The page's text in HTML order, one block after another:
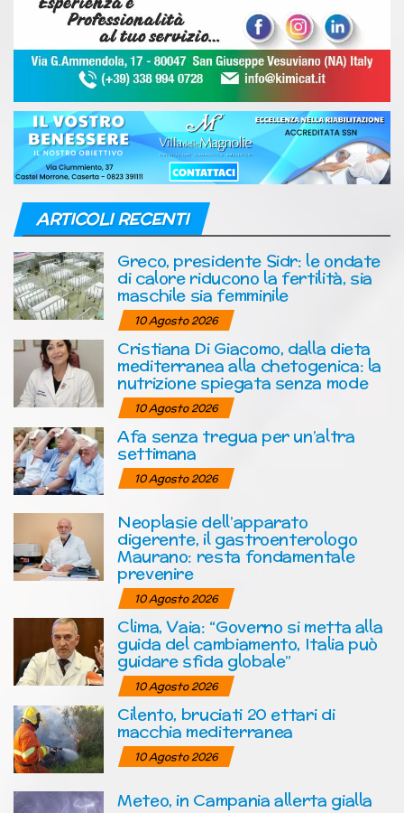
ARTICOLI RECENTI
Greco, presidente Sidr: le ondate
di calore riducono la fertilità, sia
maschile sia femminile
10 Agosto 2026
Cristiana Di Giacomo, dalla dieta
mediterranea alla chetogenica: la
nutrizione spiegata senza mode
10 Agosto 2026
Afa senza tregua per un’altra
settimana
10 Agosto 2026
Neoplasie dell’apparato
digerente, il gastroenterologo
Maurano: resta fondamentale
prevenire
10 Agosto 2026
Clima, Vaia: “Governo si metta alla
guida del cambiamento, Italia può
guidare sfida globale”
10 Agosto 2026
Cilento, bruciati 20 ettari di
macchia mediterranea
10 Agosto 2026
Meteo, in Campania allerta gialla